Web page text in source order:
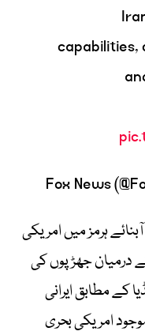
capabilities,
ہرمز میں امریکی
کے درمیان جھڑپوں کی
کے مطابق ایرانی
امریکی بحری